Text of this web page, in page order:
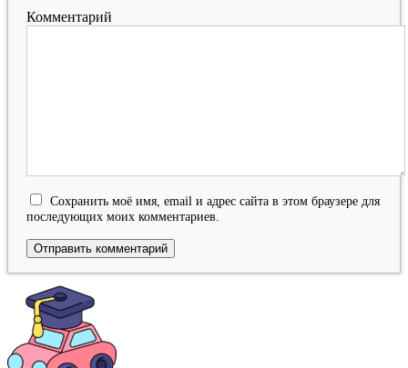
Комментарий
Сохранить моё имя, email и адрес сайта в этом браузере для
последующих моих комментариев.